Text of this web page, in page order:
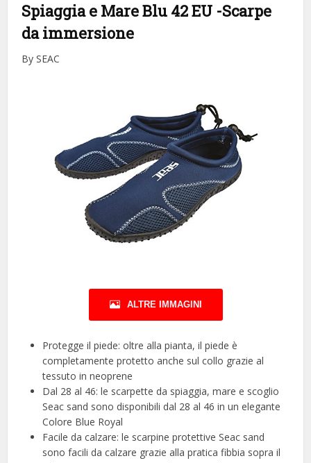
Spiaggia e Mare Blu 42 EU -Scarpe
da immersione
By SEAC
ALTRE IMMAGINI
Protegge il piede: oltre alla pianta, il piede è
completamente protetto anche sul collo grazie al
tessuto in neoprene
Dal 28 al 46: le scarpette da spiaggia, mare e scoglio
Seac sand sono disponibili dal 28 al 46 in un elegante
Colore Blue Royal
Facile da calzare: le scarpine protettive Seac sand
sono facili da calzare grazie alla pratica fibbia sopra il